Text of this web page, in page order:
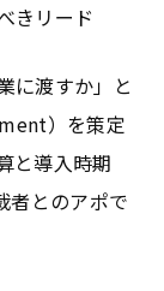
きリード
に渡すか」と
）を策定
と導入時期
者とのアポで